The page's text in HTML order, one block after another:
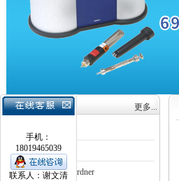
手机：
18019465039
联系人：谢文清
产品目录 更多...
德国Erichsen
德国BYK-Gardner